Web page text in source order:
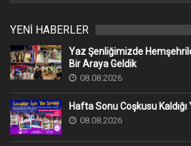
YENİ HABERLER
Yaz Şenliğimizde
Bir Araya Geldik
08.08.2026
Hafta Sonu Coşkusu
08.08.2026